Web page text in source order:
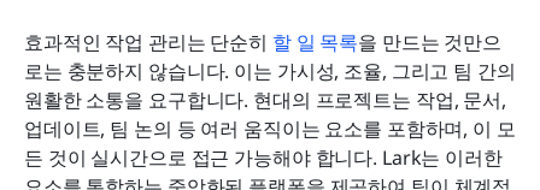
효과적인 작업 관리는 단순히 할 일 목록을 만드는 것만으
로는 충분하지 않습니다. 이는 가시성, 조율, 그리고 팀 간의
원활한 소통을 요구합니다. 현대의 프로젝트는 작업, 문서,
업데이트, 팀 논의 등 여러 움직이는 요소를 포함하며, 이 모
든 것이 실시간으로 접근 가능해야 합니다. Lark는 이러한